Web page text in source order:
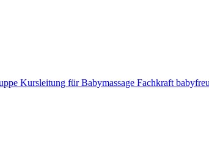
Kursleitung für Babymassage Fachkraft